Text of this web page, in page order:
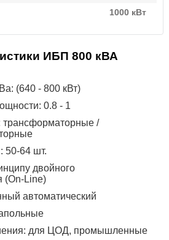
1000 кВт
ИБП 800 кВА
(640 - 800 кВт)
0.8 - 1
/
50-64 шт.
двойного
(On-Line)
автоматический
для ЦОД, промышленные